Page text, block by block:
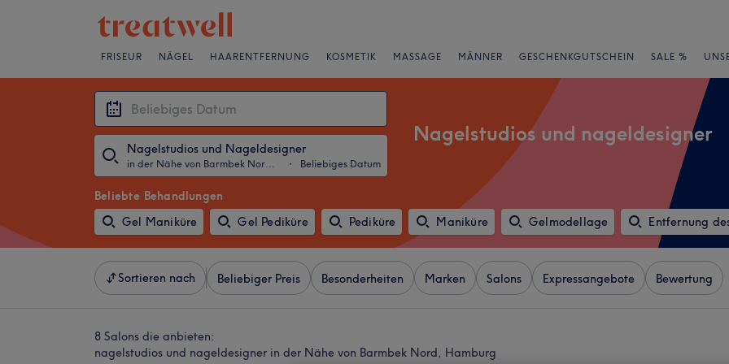
FRISEUR NÄGEL HAARENTFERNUNG KOSMETIK MASSAGE MÄNNER GESCHENKGUTSCHEIN SALE %
Nagelstudios und Nageldesigner
in der Nähe von Barmbek Nord, Hamburg ・ Beliebiges Datum
Nagelstudios und nageldesigner
Beliebte Behandlungen
Gel Maniküre
Gel Pediküre Pediküre Maniküre Gelmodellage Entfernung
Sortieren nach Beliebiger Preis Besonderheiten Marken Salons Expressangebote Bewertung
8 Salons die anbieten:
nagelstudios und nageldesigner in der Nähe von Barmbek Nord, Hamburg